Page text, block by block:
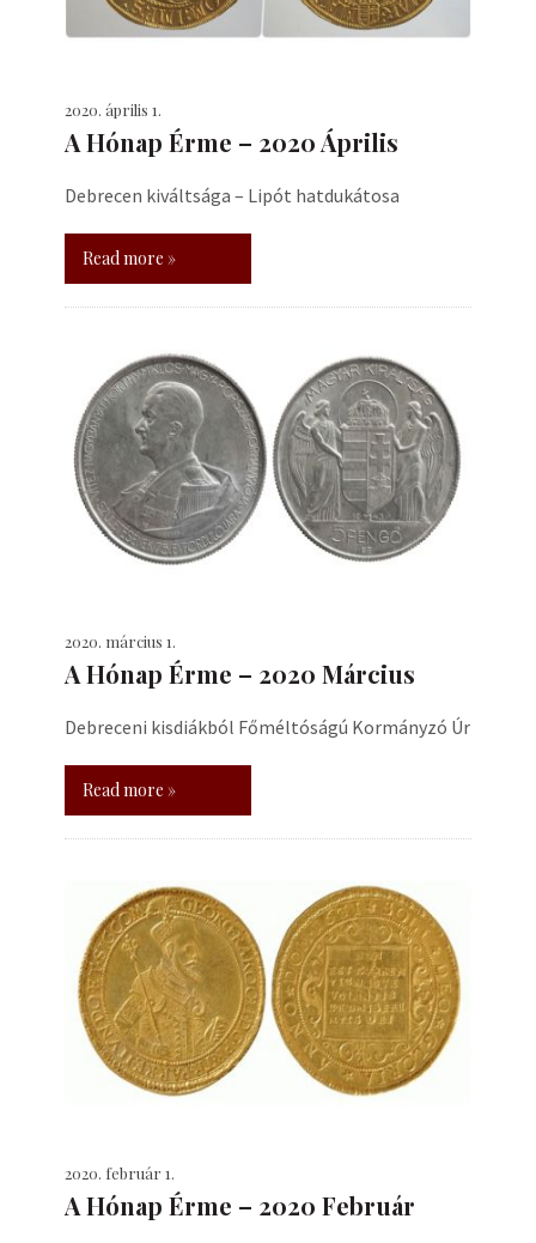
2020. április 1.
A Hónap Érme – 2020 Április
Debrecen kiváltsága – Lipót hatdukátosa
Read more »
2020. március 1.
A Hónap Érme – 2020 Március
Debreceni kisdiákból Főméltóságú Kormányzó Úr
Read more »
2020. február 1.
A Hónap Érme – 2020 Február